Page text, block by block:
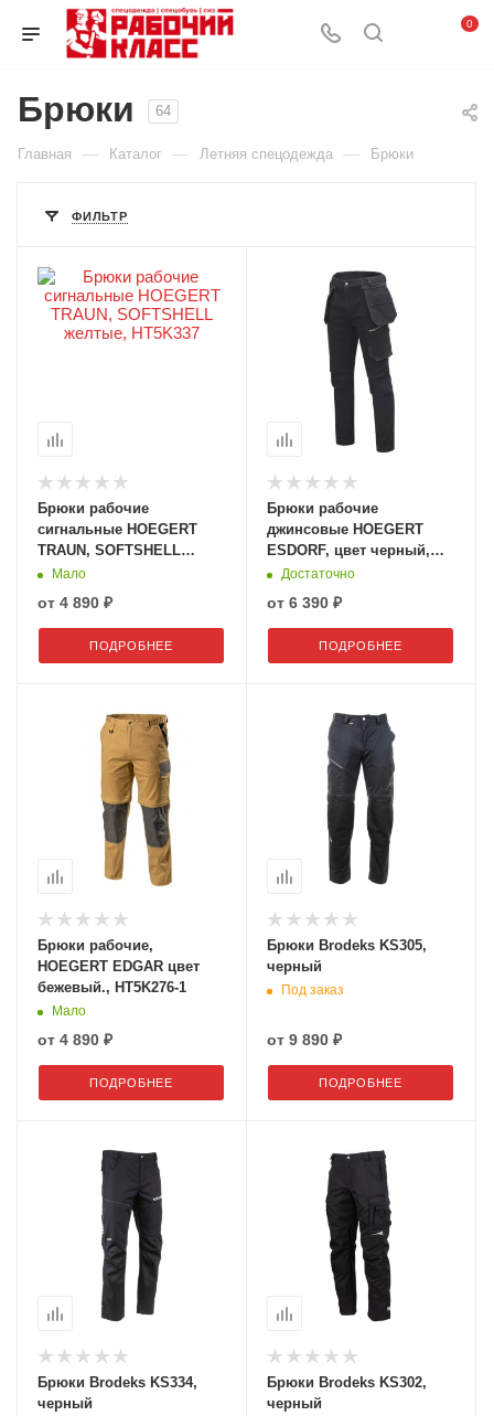
0
Брюки 64
Главная — Каталог — Летняя спецодежда — Брюки
ФИЛЬТР
Брюки рабочие
сигнальные HOEGERT
TRAUN, SOFTSHELL
желтые, HT5K337
Мало
от 4 890 ₽
ПОДРОБНЕЕ
Брюки рабочие
джинсовые HOEGERT
ESDORF, цвет черный,
HT5K935
Достаточно
от 6 390 ₽
ПОДРОБНЕЕ
Брюки рабочие,
HOEGERT EDGAR цвет
бежевый., HT5K276-1
Мало
от 4 890 ₽
ПОДРОБНЕЕ
Брюки Brodeks KS305,
черный
Под заказ
от 9 890 ₽
ПОДРОБНЕЕ
Брюки Brodeks KS334,
черный
Брюки Brodeks KS302,
черный